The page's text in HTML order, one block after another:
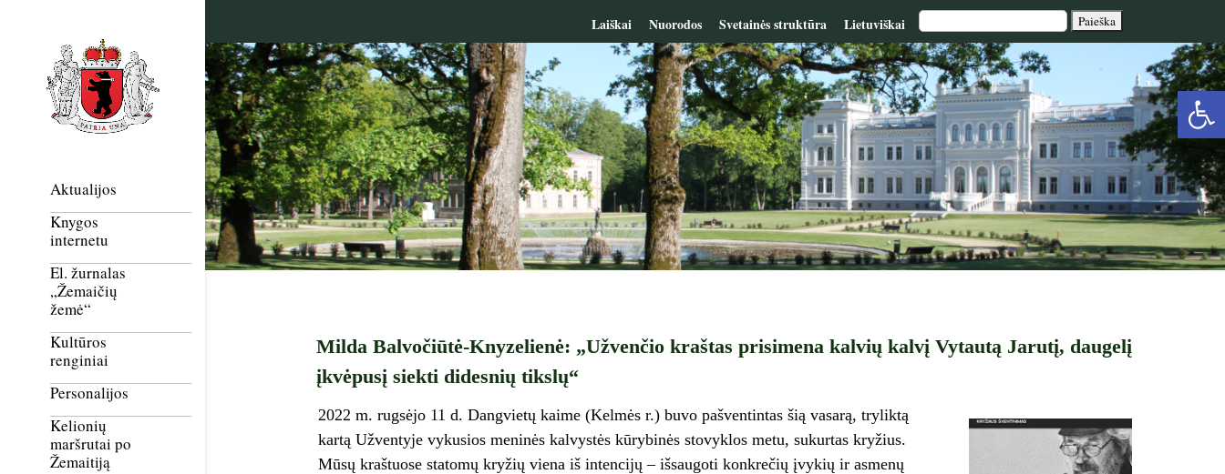
Laiškai Nuorodos Svetainės struktūra Lietuviškai
Aktualijos
Knygos
internetu
El. žurnalas
„Žemaičių
žemė“
Kultūros
renginiai
Personalijos
Kelionių
maršrutai po
Žemaitiją
Milda Balvočiūtė-Knyzelienė: „Užvenčio kraštas prisimena kalvių kalvį Vytautą Jarutį, daugelį
įkvėpusį siekti didesnių tikslų“
2022 m. rugsėjo 11 d. Dangvietų kaime (Kelmės r.) buvo pašventintas šią vasarą, tryliktą
kartą Užventyje vykusios meninės kalvystės kūrybinės stovyklos metu, sukurtas kryžius.
Mūsų kraštuose statomų kryžių viena iš intencijų – išsaugoti konkrečių įvykių ir asmenų